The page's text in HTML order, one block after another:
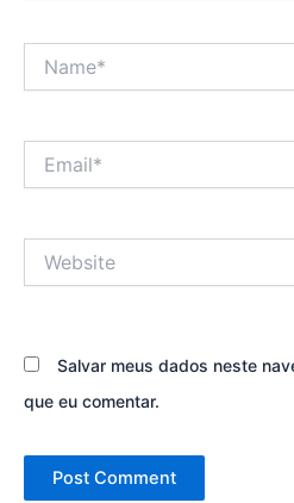
Salvar meus dados neste
que eu comentar.